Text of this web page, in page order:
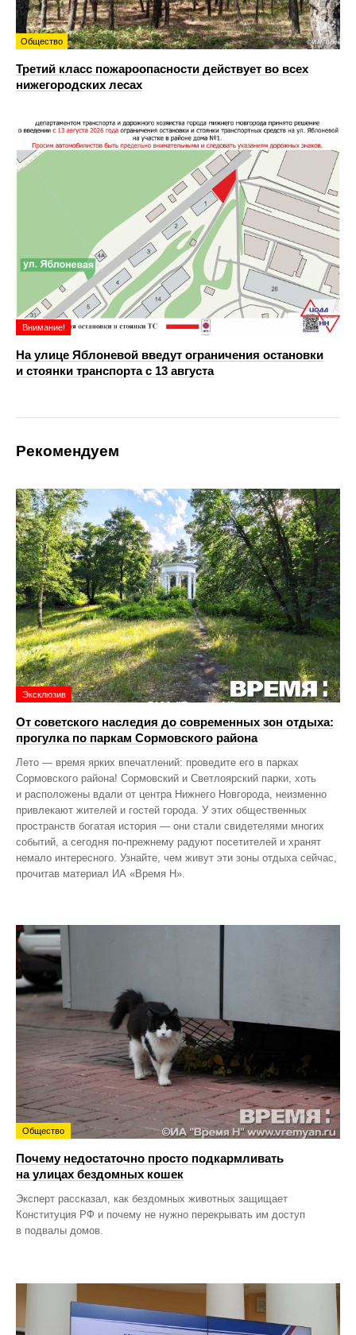
Общество
Третий класс пожароопасности действует во всех
нижегородских лесах
Внимание!
На улице Яблоневой введут ограничения остановки
и стоянки транспорта с 13 августа
Рекомендуем
Эксклюзив
От советского наследия до современных зон отдыха:
прогулка по паркам Сормовского района
Лето — время ярких впечатлений: проведите его в парках
Сормовского района! Сормовский и Светлоярский парки, хоть
и расположены вдали от центра Нижнего Новгорода, неизменно
привлекают жителей и гостей города. У этих общественных
пространств богатая история — они стали свидетелями многих
событий, а сегодня по‑прежнему радуют посетителей и хранят
немало интересного. Узнайте, чем живут эти зоны отдыха сейчас,
прочитав материал ИА «Время Н».
Общество
Почему недостаточно просто подкармливать
на улицах бездомных кошек
Эксперт рассказал, как бездомных животных защищает
Конституция РФ и почему не нужно перекрывать им доступ
в подвалы домов.